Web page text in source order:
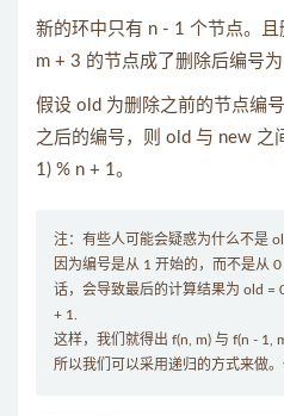
新的环中只有 n - 1 个节点。
m + 3 的节点成了删除后编号
假设 old 为删除之前的节点编
之后的编号，则 old 与 new 之
1) % n + 1。
注：有些人可能会疑惑为什么不是
因为编号是从 1 开始的，而不是从
话，会导致最后的计算结果为 old =
+ 1.
这样，我们就得出 f(n, m) 与 f(n - 1,
所以我们可以采用递归的方式来做。